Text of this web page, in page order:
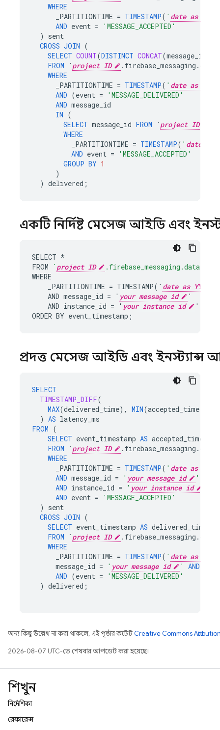
WHERE
_PARTITIONTIME = TIMESTAMP( ' date as YYYY-
AND event =
'MESSAGE_ACCEPTED'
)
sent
CROSS JOIN (
SELECT COUNT(DISTINCT CONCAT(message_id
FROM
`project ID
.firebase_messaging.data`
WHERE
_PARTITIONTIME = TIMESTAMP( ' date as YYYY-
AND (event =
'MESSAGE_DELIVERED'
AND message_id
IN (
SELECT message_id FROM `project ID
WHERE
_PARTITIONTIME = TIMESTAMP( ' date as
AND event =
'MESSAGE_ACCEPTED'
GROUP BY 1
)
) delivered ;
একটি নির্দিষ্ট মেসেজ আইডি এবং
SELECT *
FROM
`project ID
.firebase_messaging.data`
WHERE
    _PARTITIONTIME = TIMESTAMP('
date as YYYY-
    AND message_id = '
your message id
'
    AND instance_id = '
your instance id
'
ORDER BY event_timestamp;
প্রদত্ত মেসেজ আইডি এবং
SELECT
TIMESTAMP_DIFF(
MAX(delivered_time), MIN(accepted_time
) AS latency_ms
FROM (
SELECT event_timestamp AS accepted_time
FROM
`project ID
.firebase_messaging.data`
WHERE
_PARTITIONTIME = TIMESTAMP( ' date as YYYY-
AND message_id = ' your message id
'
AND instance_id = ' your instance id
AND event =
'MESSAGE_ACCEPTED'
)
sent
CROSS JOIN (
SELECT event_timestamp AS delivered_time
FROM
`project ID
.firebase_messaging.data`
WHERE
_PARTITIONTIME = TIMESTAMP( ' date as YYYY-
message_id = ' your message id ' AND
AND (event =
'MESSAGE_DELIVERED'
) delivered ;
অন্য কিছু উল্লেখ না করা থাকলে, এই পৃষ্ঠার কন্টেন্টCreative Commons
2026-08-07 UTC-তে শেষবার আপডেট করা হয়েছে।
শিখুন
নির্দেশিকা
রেফারেন্স